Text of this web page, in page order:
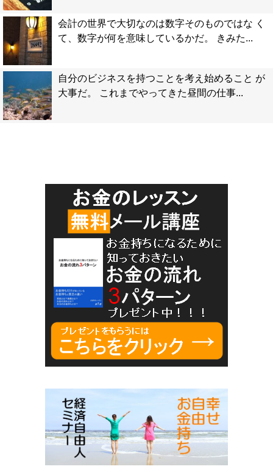
会計の世界で大切なのは数字そのものではな く
て、数字が何を意味しているかだ。 きみた...
自分のビジネスを持つことを考え始めること が
大事だ。 これまでやってきた昼間の仕事...